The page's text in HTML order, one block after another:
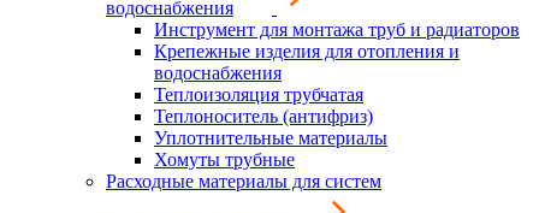
водоснабжения
Инструмент для монтажа труб и радиаторов
Крепежные изделия для отопления и
водоснабжения
Теплоизоляция трубчатая
Теплоноситель (антифриз)
Уплотнительные материалы
Хомуты трубные
Расходные материалы для систем